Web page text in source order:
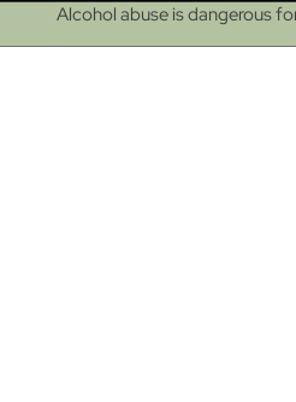
Alcohol abuse is dangerous